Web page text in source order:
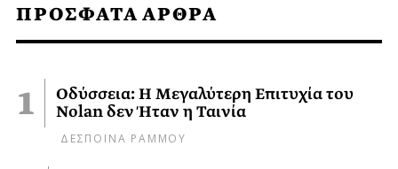
ΠΡΟΣΦΑΤΑ ΑΡΘΡΑ
Οδύσσεια: Η Μεγαλύτερη Επιτυχία του
Nolan δεν Ήταν η Ταινία
ΔΕΣΠΟΙΝΑ ΡΑΜΜΟΥ